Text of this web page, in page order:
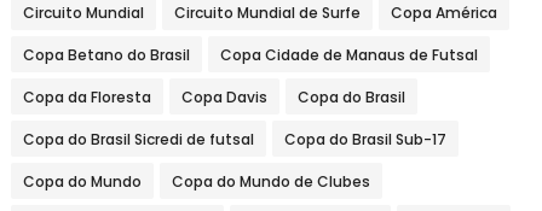
Circuito Mundial Circuito Mundial de Surfe Copa América
Copa Betano do Brasil Copa Cidade de Manaus de Futsal
Copa da Floresta Copa Davis Copa do Brasil
Copa do Brasil Sicredi de futsal Copa do Brasil Sub-17
Copa do Mundo Copa do Mundo de Clubes